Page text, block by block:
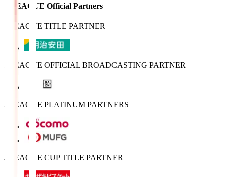
J.LEAGUE Official Partners
J.LEAGUE TITLE PARTNER
J.LEAGUE OFFICIAL BROADCASTING PARTNER
J.LEAGUE PLATINUM PARTNERS
J.LEAGUE CUP TITLE PARTNER